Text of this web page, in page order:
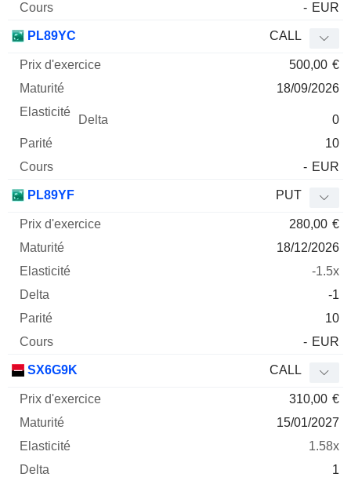
- EUR
PL89YC CALL
500,00 €
18/09/2026
0
10
- EUR
PL89YF PUT
280,00 €
18/12/2026
-1.5x
-1
10
- EUR
SX6G9K CALL
310,00 €
15/01/2027
1.58x
1